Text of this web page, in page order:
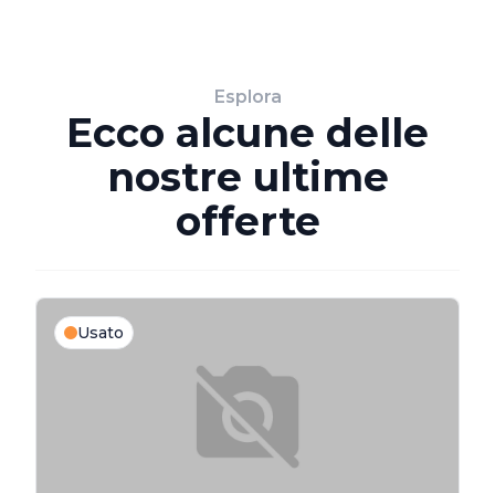
Esplora
Ecco alcune delle
nostre ultime
offerte
Usato